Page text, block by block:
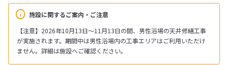
施設に関するご案内・ご注意
【注意】2026年10月13日～11月13日の間、男性浴場の天井修繕工事
が実施されます。期間中は男性浴場内の工事エリアはご利用いただけ
ません。詳細は施設へご確認ください。